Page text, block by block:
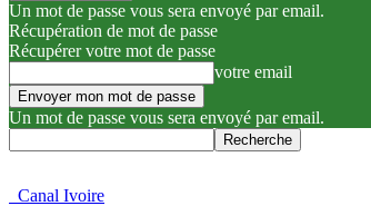
Un mot de passe vous sera envoyé par email.
Récupération de mot de passe
Récupérer votre mot de passe
votre email
Un mot de passe vous sera envoyé par email.
Canal Ivoire